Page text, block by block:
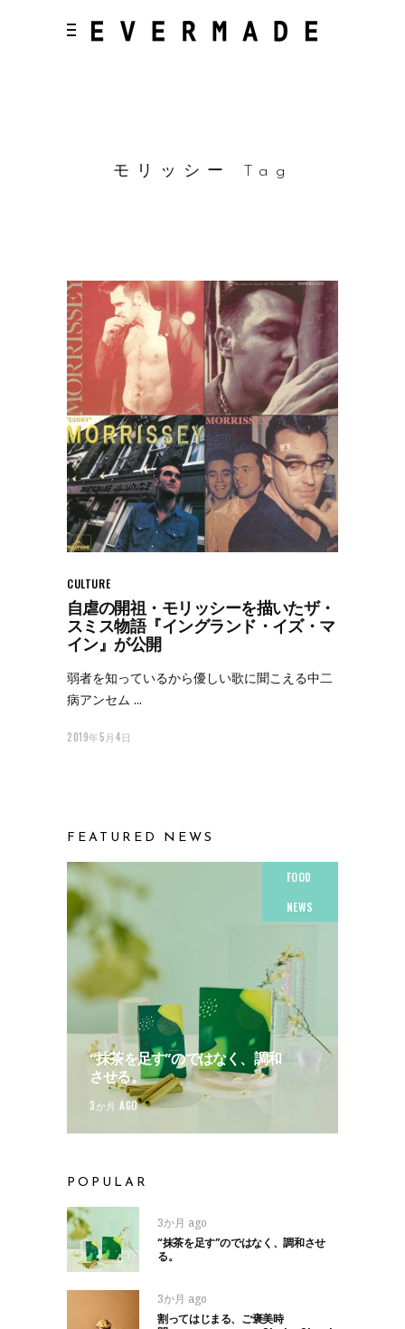
モリッシー Tag
CULTURE
自虐の開祖・モリッシーを描いたザ・
スミス物語『イングランド・イズ・マ
イン』が公開
弱者を知っているから優しい歌に聞こえる中二
病アンセム
2019年5月4日
FEATURED NEWS
FOOD
NEWS
“抹茶を足す”のではなく、調和
させる。
3か月 AGO
POPULAR
3か月 ago
“抹茶を足す”のではなく、調和させ
る。
3か月 ago
割ってはじまる、ご褒美時